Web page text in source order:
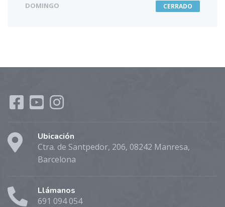
DOMINGO CERRADO
Ubicación
Ctra. de Santpedor, 206, 08242 Manresa,
Barcelona
Llámanos
691 094 054